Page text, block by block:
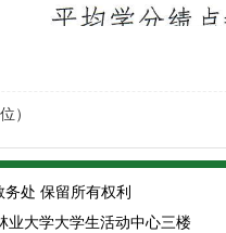
）
处 保留所有权利
业大学大学生活动中心三楼